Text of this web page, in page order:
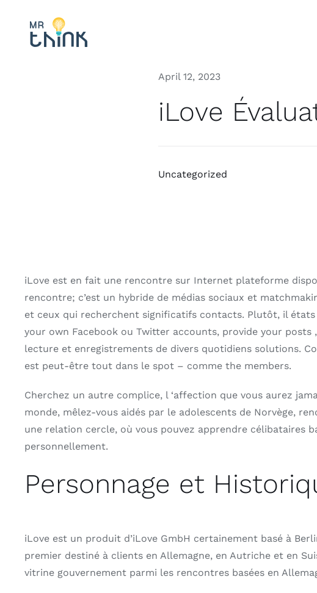
content
April 12, 2023
iLove
Uncategorized
iLove est en fait une rencontre sur Internet plateforme
rencontre; c’est un hybride de médias sociaux et
et ceux qui recherchent significatifs contacts. Plutôt, il
your own Facebook ou Twitter accounts, provide your
lecture et enregistrements de divers quotidiens solutions.
est peut-être tout dans le spot – comme the members.
Cherchez un autre complice, l ‘affection que vous aurez
monde, mêlez-vous aidés par le adolescents de Norvège,
une relation cercle, où vous pouvez apprendre célibataires
personnellement.
Personnage et
iLove est un produit d’iLove GmbH certainement basé à
premier destiné à clients en Allemagne, en Autriche et en
vitrine gouvernement parmi les rencontres basées en